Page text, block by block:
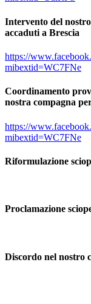
Intervento del
accaduti a Brescia
https://
mibextid=WC7FNe
Coordinamento
nostra compagna
https://
mibextid=WC7FNe
Riformulazione
Proclamazione
Discordo nel nostro